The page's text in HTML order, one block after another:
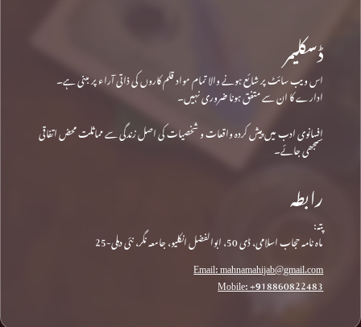
ڈسکلیمر
اس ویب سائٹ پر شائع ہونے والا تمام مواد قلم کاروں کی ذاتی آراء پر مبنی ہے۔
ادارے کا ان سے متفق ہونا ضروری نہیں۔
افسانوی ادب میں پیش کردہ واقعات و شخصیات کی اصل زندگی سے مماثلت محض اتفاقی
سمجھی جائے۔
رابطہ
پتہ:
ماہ نامہ حجاب اسلامی، ڈی 50، ابوالفضل انکلیو، جامعہ نگر، نئی دہلی-25
Email: mahnamahijab@gmail.com
Mobile: +918860822483